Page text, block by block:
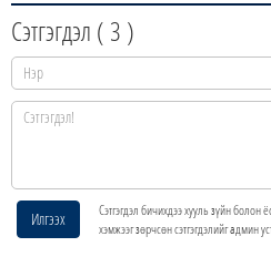
Сэтгэгдэл ( 3 )
Илгээх
Сэтгэгдэл бичихдээ хууль зүйн болон
хэмжээг зөрчсөн сэтгэгдэлийг админ